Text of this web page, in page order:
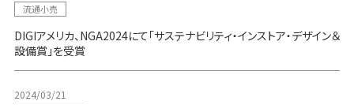
流通小売
DIGIアメリカ、NGA2024にて「サステナビリティ・インストア・デザイン＆
設備賞」を受賞
2024/03/21